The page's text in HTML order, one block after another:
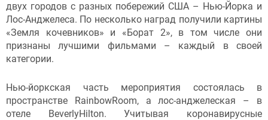
двух городов с разных побережий США – Нью-Йорка и
Лос-Анджелеса. По несколько наград получили картины
«Земля кочевников» и «Борат 2», в том числе они
признаны лучшими фильмами – каждый в своей
категории.
Нью-йоркская часть мероприятия состоялась в
пространстве RainbowRoom, а лос-анджелеская – в
отеле BeverlyHilton. Учитывая коронавирусные